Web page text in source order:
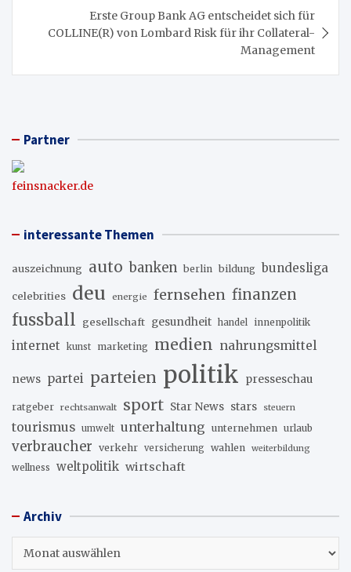
Erste Group Bank AG entscheidet sich für
COLLINE(R) von Lombard Risk für ihr Collateral-
Management
Partner
feinsnacker.de
interessante Themen
auszeichnung auto banken berlin bildung bundesliga
celebrities deu energie fernsehen finanzen
fussball gesellschaft gesundheit handel innenpolitik
internet kunst marketing medien nahrungsmittel
news partei parteien politik presseschau
ratgeber rechtsanwalt sport Star News stars steuern
tourismus umwelt unterhaltung unternehmen urlaub
verbraucher verkehr versicherung wahlen weiterbildung
wellness weltpolitik wirtschaft
Archiv